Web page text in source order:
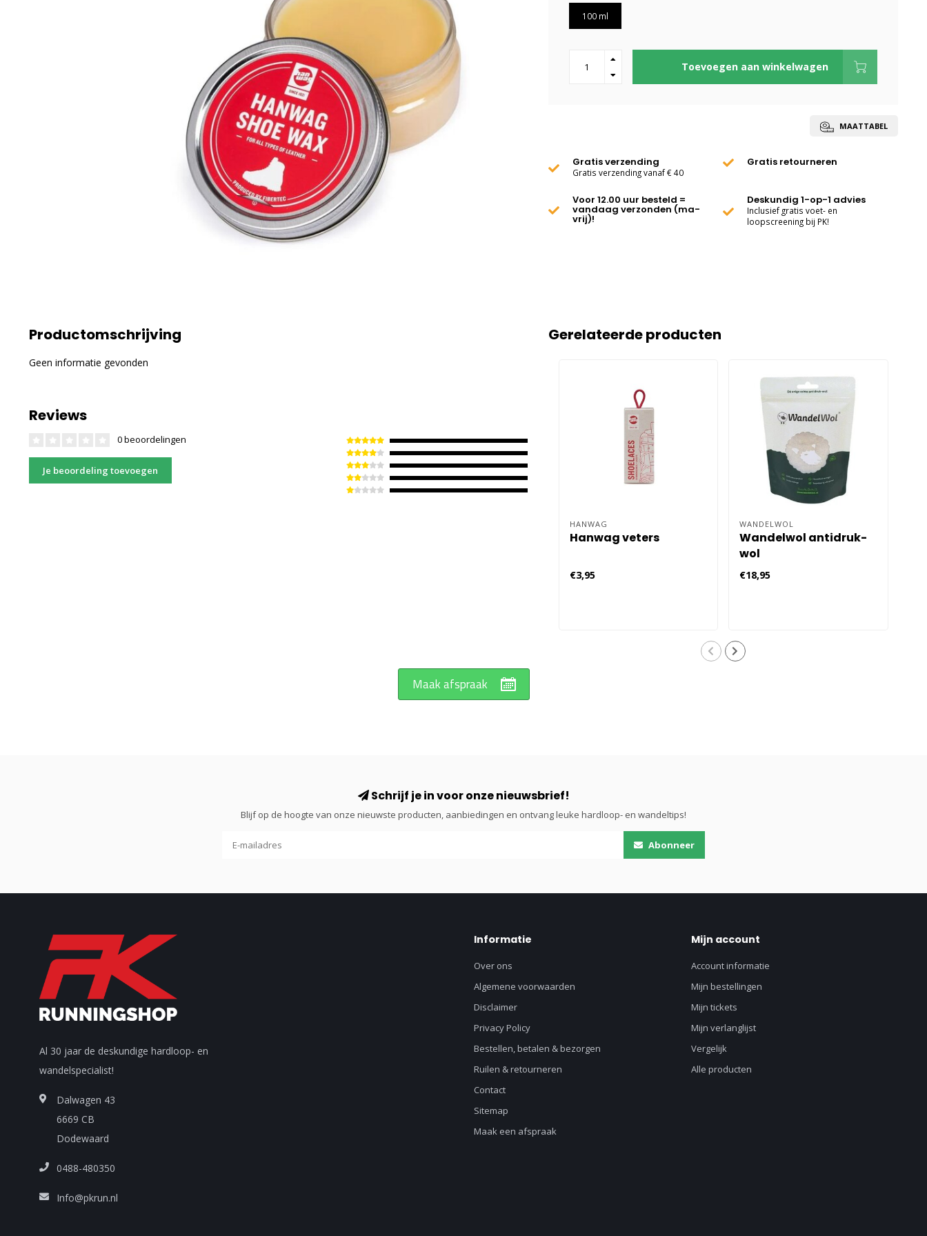
100 ml
Toevoegen aan winkelwagen
MAATTABEL
Gratis verzending
Gratis verzending vanaf € 40
Gratis retourneren
Voor 12.00 uur besteld =
vandaag verzonden (ma-
vrij)!
Deskundig 1-op-1 advies
Inclusief gratis voet- en
loopscreening bij PK!
Productomschrijving
Geen informatie gevonden
Reviews
0 beoordelingen
Je beoordeling toevoegen
Gerelateerde producten
HANWAG
Hanwag veters
€3,95
WANDELWOL
Wandelwol antidruk-
wol
€18,95
Maak afspraak
Schrijf je in voor onze nieuwsbrief!
Blijf op de hoogte van onze nieuwste producten, aanbiedingen en ontvang leuke hardloop- en wandeltips!
Abonneer
Al 30 jaar de deskundige hardloop- en
wandelspecialist!
Dalwagen 43
6669 CB
Dodewaard
0488-480350
Info@pkrun.nl
Informatie
Over ons
Algemene voorwaarden
Disclaimer
Privacy Policy
Bestellen, betalen & bezorgen
Ruilen & retourneren
Contact
Sitemap
Maak een afspraak
Mijn account
Account informatie
Mijn bestellingen
Mijn tickets
Mijn verlanglijst
Vergelijk
Alle producten